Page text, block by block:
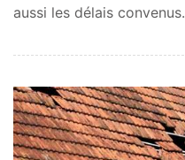
aussi les délais convenus.